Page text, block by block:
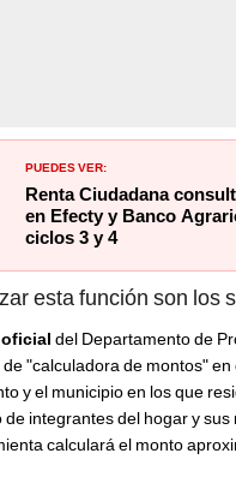
esta función son los
del Departamento de
"calculadora de montos" en
y el municipio en los que
integrantes del hogar y sus
empezó el
Agrario?